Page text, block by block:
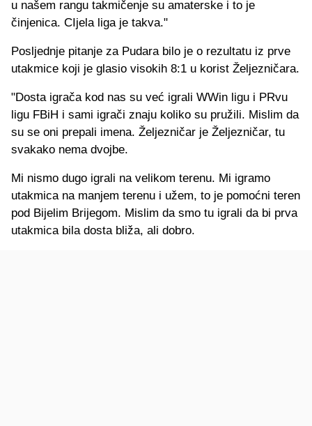
u našem rangu takmičenje su amaterske i to je
činjenica. CIjela liga je takva."
Posljednje pitanje za Pudara bilo je o rezultatu iz prve
utakmice koji je glasio visokih 8:1 u korist Željezničara.
"Dosta igrača kod nas su već igrali WWin ligu i PRvu
ligu FBiH i sami igrači znaju koliko su pružili. Mislim da
su se oni prepali imena. Željezničar je Željezničar, tu
svakako nema dvojbe.
Mi nismo dugo igrali na velikom terenu. Mi igramo
utakmica na manjem terenu i užem, to je pomoćni teren
pod Bijelim Brijegom. Mislim da smo tu igrali da bi prva
utakmica bila dosta bliža, ali dobro.